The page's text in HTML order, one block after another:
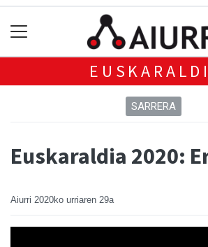
SARRERA
Euskaraldia 2020:
Aiurri 2020ko urriaren 29a